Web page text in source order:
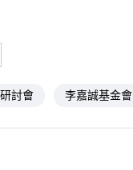
討會 李嘉誠基金會